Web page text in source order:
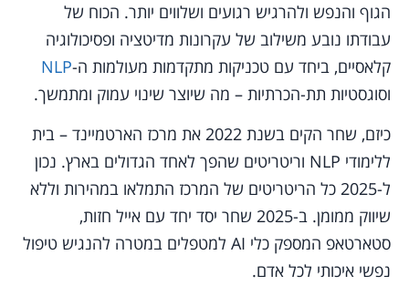
הגוף והנפש ולהרגיש רגועים ושלווים יותר. הכוח של
עבודתו נובע משילוב של עקרונות מדיטציה ופסיכולוגיה
קלאסיים, ביחד עם טכניקות מתקדמות מעולמות ה-NLP
וסוגסטיות תת-הכרתיות – מה שיוצר שינוי עמוק ומתמשך.
כיזם, שחר הקים בשנת 2022 את מרכז הארטמיינד – בית
ללימודי NLP וריטריטים שהפך לאחד הגדולים בארץ. נכון
ל-2025 כל הריטריטים של המרכז התמלאו במהירות וללא
שיווק ממומן. ב-2025 שחר יסד יחד עם אייל חזות,
סטארטאפ המספק כלי AI למטפלים במטרה להנגיש טיפול
נפשי איכותי לכל אדם.